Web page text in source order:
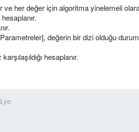
her değer için algoritma yinelemeli
değerin bir dizi olduğu
hesaplanır.